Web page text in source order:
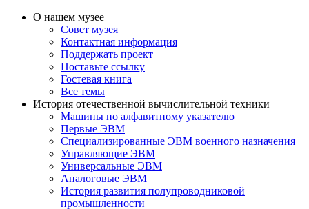
О нашем музее
Совет музея
Контактная информация
Поддержать проект
Поставьте ссылку
Гостевая книга
Все темы
История отечественной вычислительной техники
Машины по алфавитному указателю
Первые ЭВМ
Специализированные ЭВМ военного назначения
Управляющие ЭВМ
Универсальные ЭВМ
Аналоговые ЭВМ
История развития полупроводниковой
промышленности